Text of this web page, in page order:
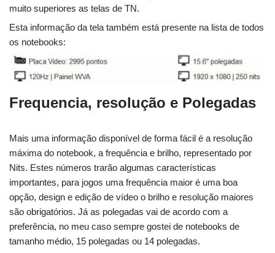
muito superiores as telas de TN.
Esta informação da tela também está presente na lista de todos
os notebooks:
Frequencia, resolução e Polegadas
Mais uma informação disponível de forma fácil é a resolução
máxima do notebook, a frequência e brilho, representado por
Nits. Estes números trarão algumas características
importantes, para jogos uma frequência maior é uma boa
opção, design e edição de vídeo o brilho e resolução maiores
são obrigatórios. Já as polegadas vai de acordo com a
preferência, no meu caso sempre gostei de notebooks de
tamanho médio, 15 polegadas ou 14 polegadas.